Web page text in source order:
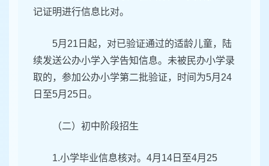
记证明进行信息比对。
5月21日起，对已验证通过的适龄儿童，陆
续发送公办小学入学告知信息。未被民办小学录
取的，参加公办小学第二批验证，时间为5月24
日至5月25日。
（二）初中阶段招生
1.小学毕业信息核对。4月14日至4月25